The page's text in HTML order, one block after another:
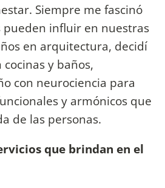
Siempre me fascinó
pueden influir en nuestras
en arquitectura, decidí
y baños,
con neurociencia para
y armónicos que
de las personas.
que brindan en el